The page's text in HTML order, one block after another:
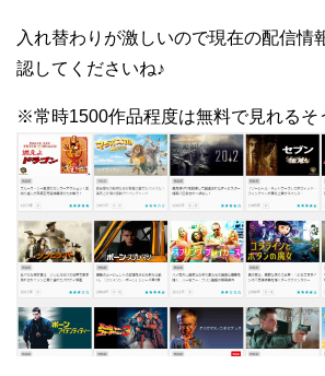
入れ替わりが激しいので現在の配信情
認してくださいね♪
※常時1500作品程度は無料で見れるそ